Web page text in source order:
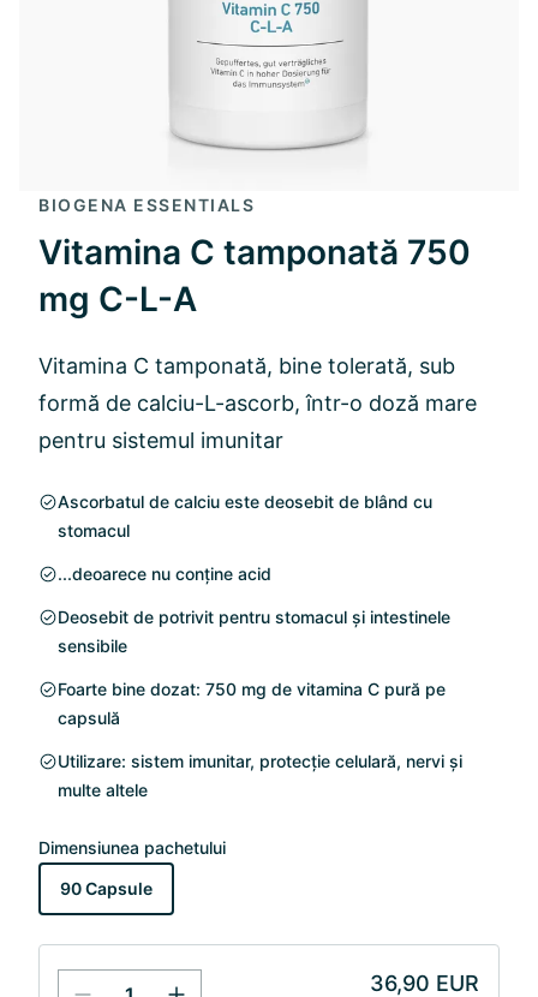
BIOGENA ESSENTIALS
Vitamina C tamponată 750
mg C-L-A
Vitamina C tamponată, bine tolerată, sub
formă de calciu-L-ascorb, într-o doză mare
pentru sistemul imunitar
Ascorbatul de calciu este deosebit de blând cu
stomacul
...deoarece nu conține acid
Deosebit de potrivit pentru stomacul și intestinele
sensibile
Foarte bine dozat: 750 mg de vitamina C pură pe
capsulă
Utilizare: sistem imunitar, protecție celulară, nervi și
multe altele
Dimensiunea pachetului
90 Capsule
36,90 EUR